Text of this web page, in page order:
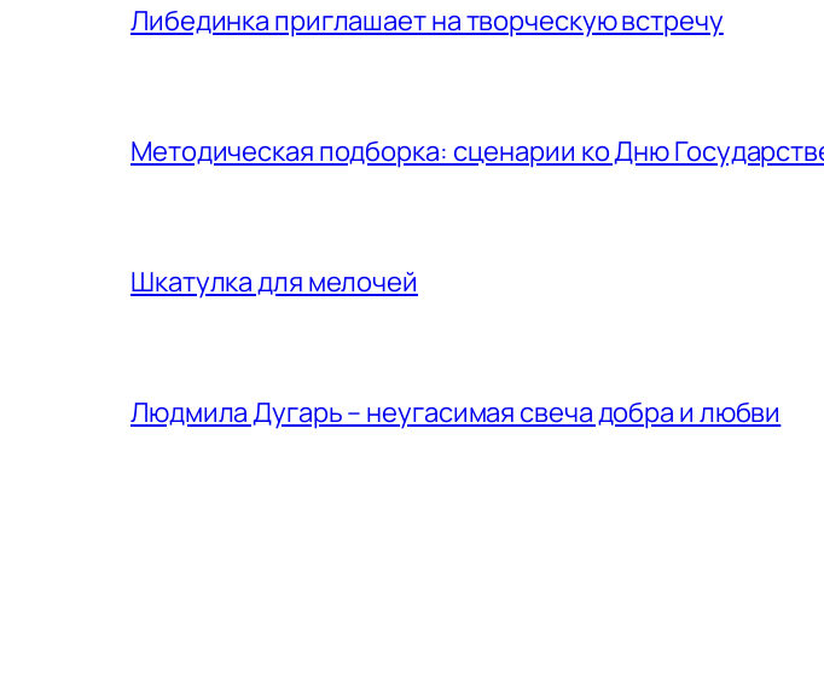
Либединка приглашает на творческую встречу
Методическая подборка: сценарии ко Дню
Шкатулка для мелочей
Людмила Дугарь – неугасимая свеча добра и любви